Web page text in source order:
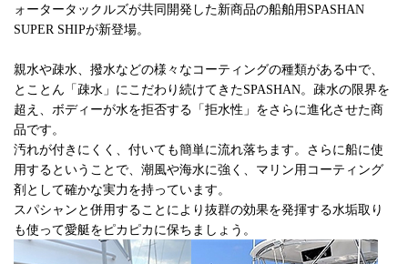
ォータータックルズが共同開発した新商品の船舶用SPASHAN
SUPER SHIPが新登場。
親水や疎水、撥水などの様々なコーティングの種類がある中で、
とことん「疎水」にこだわり続けてきたSPASHAN。疎水の限界を
超え、ボディーが水を拒否する「拒水性」をさらに進化させた商
品です。
汚れが付きにくく、付いても簡単に流れ落ちます。さらに船に使
用するということで、潮風や海水に強く、マリン用コーティング
剤として確かな実力を持っています。
スパシャンと併用することにより抜群の効果を発揮する水垢取り
も使って愛艇をピカピカに保ちましょう。